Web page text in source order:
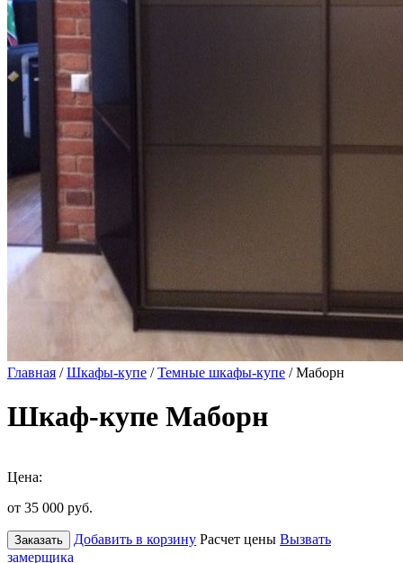
Главная /Шкафы-купе /Темные шкафы-купе / Маборн
Шкаф-купе Маборн
Цена:
от 35 000 руб.
Заказать Добавить в корзину Расчет цены Вызвать
замерщика